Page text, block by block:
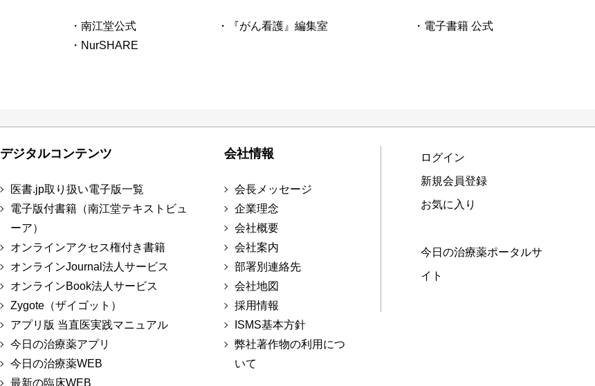
・南江堂公式
・NurSHARE
・『がん看護』編集室 ・電子書籍 公式
デジタルコンテンツ
医書.jp取り扱い電子版一覧
電子版付書籍（南江堂テキストビュ
ーア）
オンラインアクセス権付き書籍
オンラインJournal法人サービス
オンラインBook法人サービス
Zygote（ザイゴット）
アプリ版 当直医実践マニュアル
今日の治療薬アプリ
今日の治療薬WEB
最新の臨床WEB
会社情報
会長メッセージ
企業理念
会社概要
会社案内
部署別連絡先
会社地図
採用情報
ISMS基本方針
弊社著作物の利用につ
いて
ログイン
新規会員登録
お気に入り
今日の治療薬ポータルサ
イト